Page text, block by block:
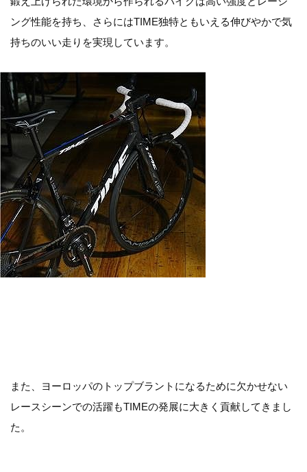
ング性能を持ち、さらにはTIME独特ともいえる伸びやかで気
持ちのいい走りを実現しています。
また、ヨーロッパのトップブラントになるために欠かせない
レースシーンでの活躍もTIMEの発展に大きく貢献してきまし
た。